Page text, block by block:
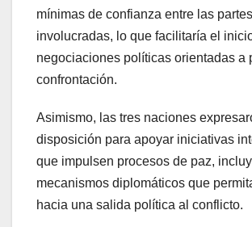
mínimas de confianza entre las partes
involucradas, lo que facilitaría el
negociaciones políticas orientadas a
confrontación.
Asimismo, las tres naciones
disposición para apoyar iniciativas
que impulsen procesos de paz,
mecanismos diplomáticos que
hacia una salida política al conflicto.